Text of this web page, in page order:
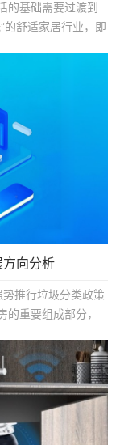
的基础需要过渡到
的舒适家居行业，即
方向分析
推行垃圾分类政策
重要组成部分，